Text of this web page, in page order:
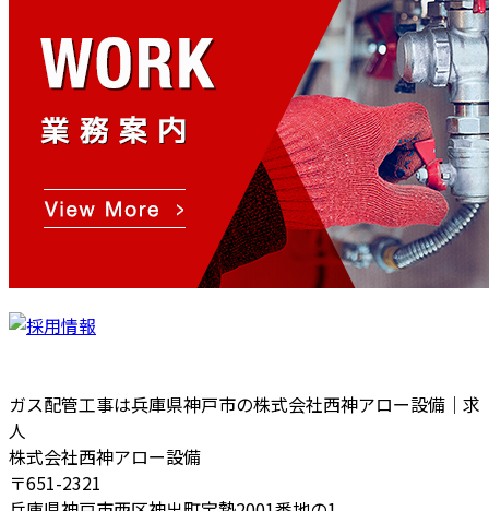
ガス配管工事は兵庫県神戸市の株式会社西神アロー設備｜求
人
株式会社西神アロー設備
〒651-2321